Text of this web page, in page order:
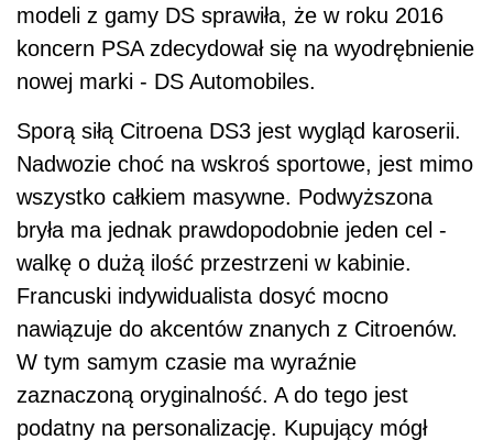
modeli z gamy DS sprawiła, że w roku 2016
koncern PSA zdecydował się na wyodrębnienie
nowej marki - DS Automobiles.
Sporą siłą Citroena DS3 jest wygląd karoserii.
Nadwozie choć na wskroś sportowe, jest mimo
wszystko całkiem masywne. Podwyższona
bryła ma jednak prawdopodobnie jeden cel -
walkę o dużą ilość przestrzeni w kabinie.
Francuski indywidualista dosyć mocno
nawiązuje do akcentów znanych z Citroenów.
W tym samym czasie ma wyraźnie
zaznaczoną oryginalność. A do tego jest
podatny na personalizację. Kupujący mógł